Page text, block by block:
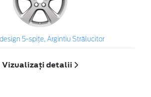
5-spiţe, Argintiu Strălucitor
Vizualizați detalii